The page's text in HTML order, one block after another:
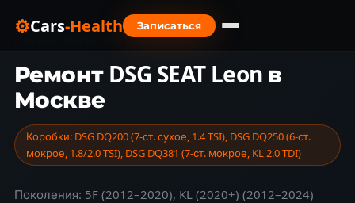
⚙Cars-Health
Записаться
› SEAT › Leon
Ремонт DSG SEAT Leon в
Москве
Коробки: DSG DQ200 (7-ст. сухое, 1.4 TSI), DSG DQ250 (6-ст.
мокрое, 1.8/2.0 TSI), DSG DQ381 (7-ст. мокрое, KL 2.0 TDI)
Поколения: 5F (2012–2020), KL (2020+) (2012–2024)